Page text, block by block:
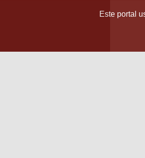
Este portal